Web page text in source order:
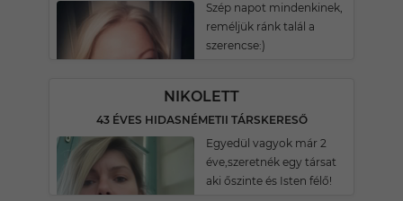
Szép napot mindenkinek,
reméljük ránk talál a
szerencse:)
NIKOLETT
43 ÉVES HIDASNÉMETII TÁRSKERESŐ
Egyedül vagyok már 2
éve,szeretnék egy társat
aki őszinte és Isten félő!